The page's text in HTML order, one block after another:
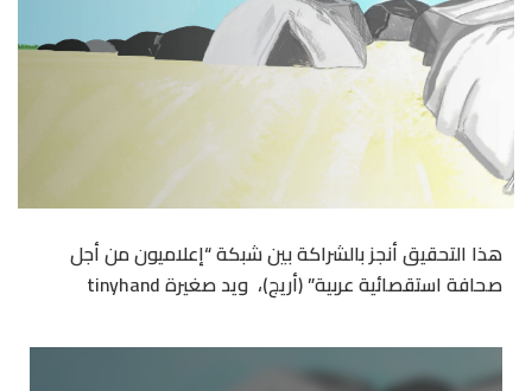
هذا التحقيق أنجز بالشراكة بين شبكة “إعلاميون من أجل
صحافة استقصائية عربية” (أريج)، ويد صغيرة tinyhand